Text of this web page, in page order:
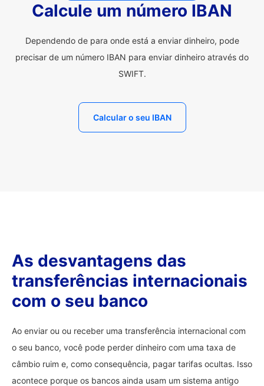
Calcule um número IBAN
Dependendo de para onde está a enviar dinheiro, pode
precisar de um número IBAN para enviar dinheiro através do
SWIFT.
Calcular o seu IBAN
As desvantagens das
transferências internacionais
com o seu banco
Ao enviar ou ou receber uma transferência internacional com
o seu banco, você pode perder dinheiro com uma taxa de
câmbio ruim e, como consequência, pagar tarifas ocultas. Isso
acontece porque os bancos ainda usam um sistema antigo